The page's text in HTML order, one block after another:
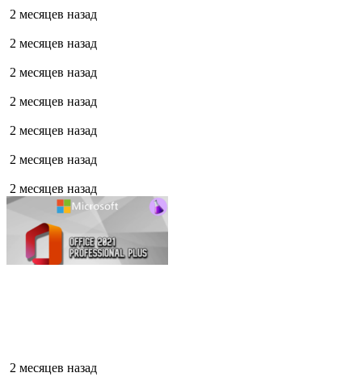
2 месяцев назад
2 месяцев назад
2 месяцев назад
2 месяцев назад
2 месяцев назад
2 месяцев назад
2 месяцев назад
2 месяцев назад